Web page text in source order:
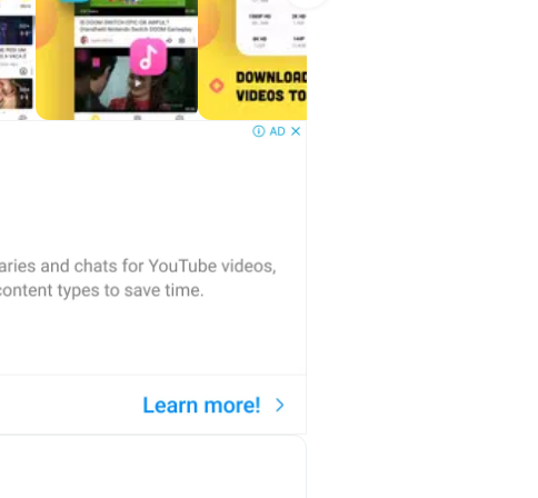
az yer kaplarken, 720p ve 1080p
içeriklerde daha yüksek
hale getirir. Örneğin kısa bir
daha yüksek kalite seçilebilir.
dosyalar daha rahat indirilebilir.
sunar. Bu özellik, bir
olurken, daha sonra izlenecek bir